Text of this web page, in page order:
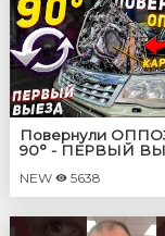
Повернули
90° - ПЕРВЫЙ
NEW 5638